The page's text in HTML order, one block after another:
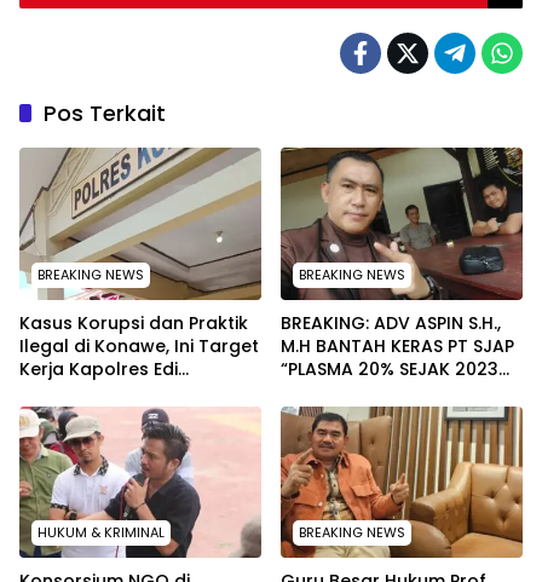
Pos Terkait
BREAKING NEWS
Kasus Korupsi dan Praktik
Ilegal di Konawe, Ini Target
Kerja Kapolres Edi
BREAKING NEWS
BREAKING: ADV ASPIN S.H.,
M.H BANTAH KERAS PT SJAP
“PLASMA 20% SEJAK 2023
WARGA WAWOONE!
HUKUM & KRIMINAL BREAKING NEWS